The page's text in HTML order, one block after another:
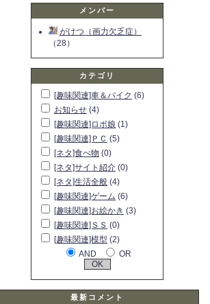
メンバー
がけつ（画力欠乏症）
（28）
カテゴリ
[趣味関連]車＆バイク (6)
お知らせ (4)
[趣味関連]ロボ娘 (1)
[趣味関連]ＰＣ (5)
[ネタ]食べ物 (0)
[ネタ]サイト紹介 (0)
[ネタ]生活全般 (4)
[趣味関連]ゲーム (6)
[趣味関連]お絵かき (3)
[趣味関連]ＳＳ (0)
[趣味関連]模型 (2)
AND
OR
最新コメント